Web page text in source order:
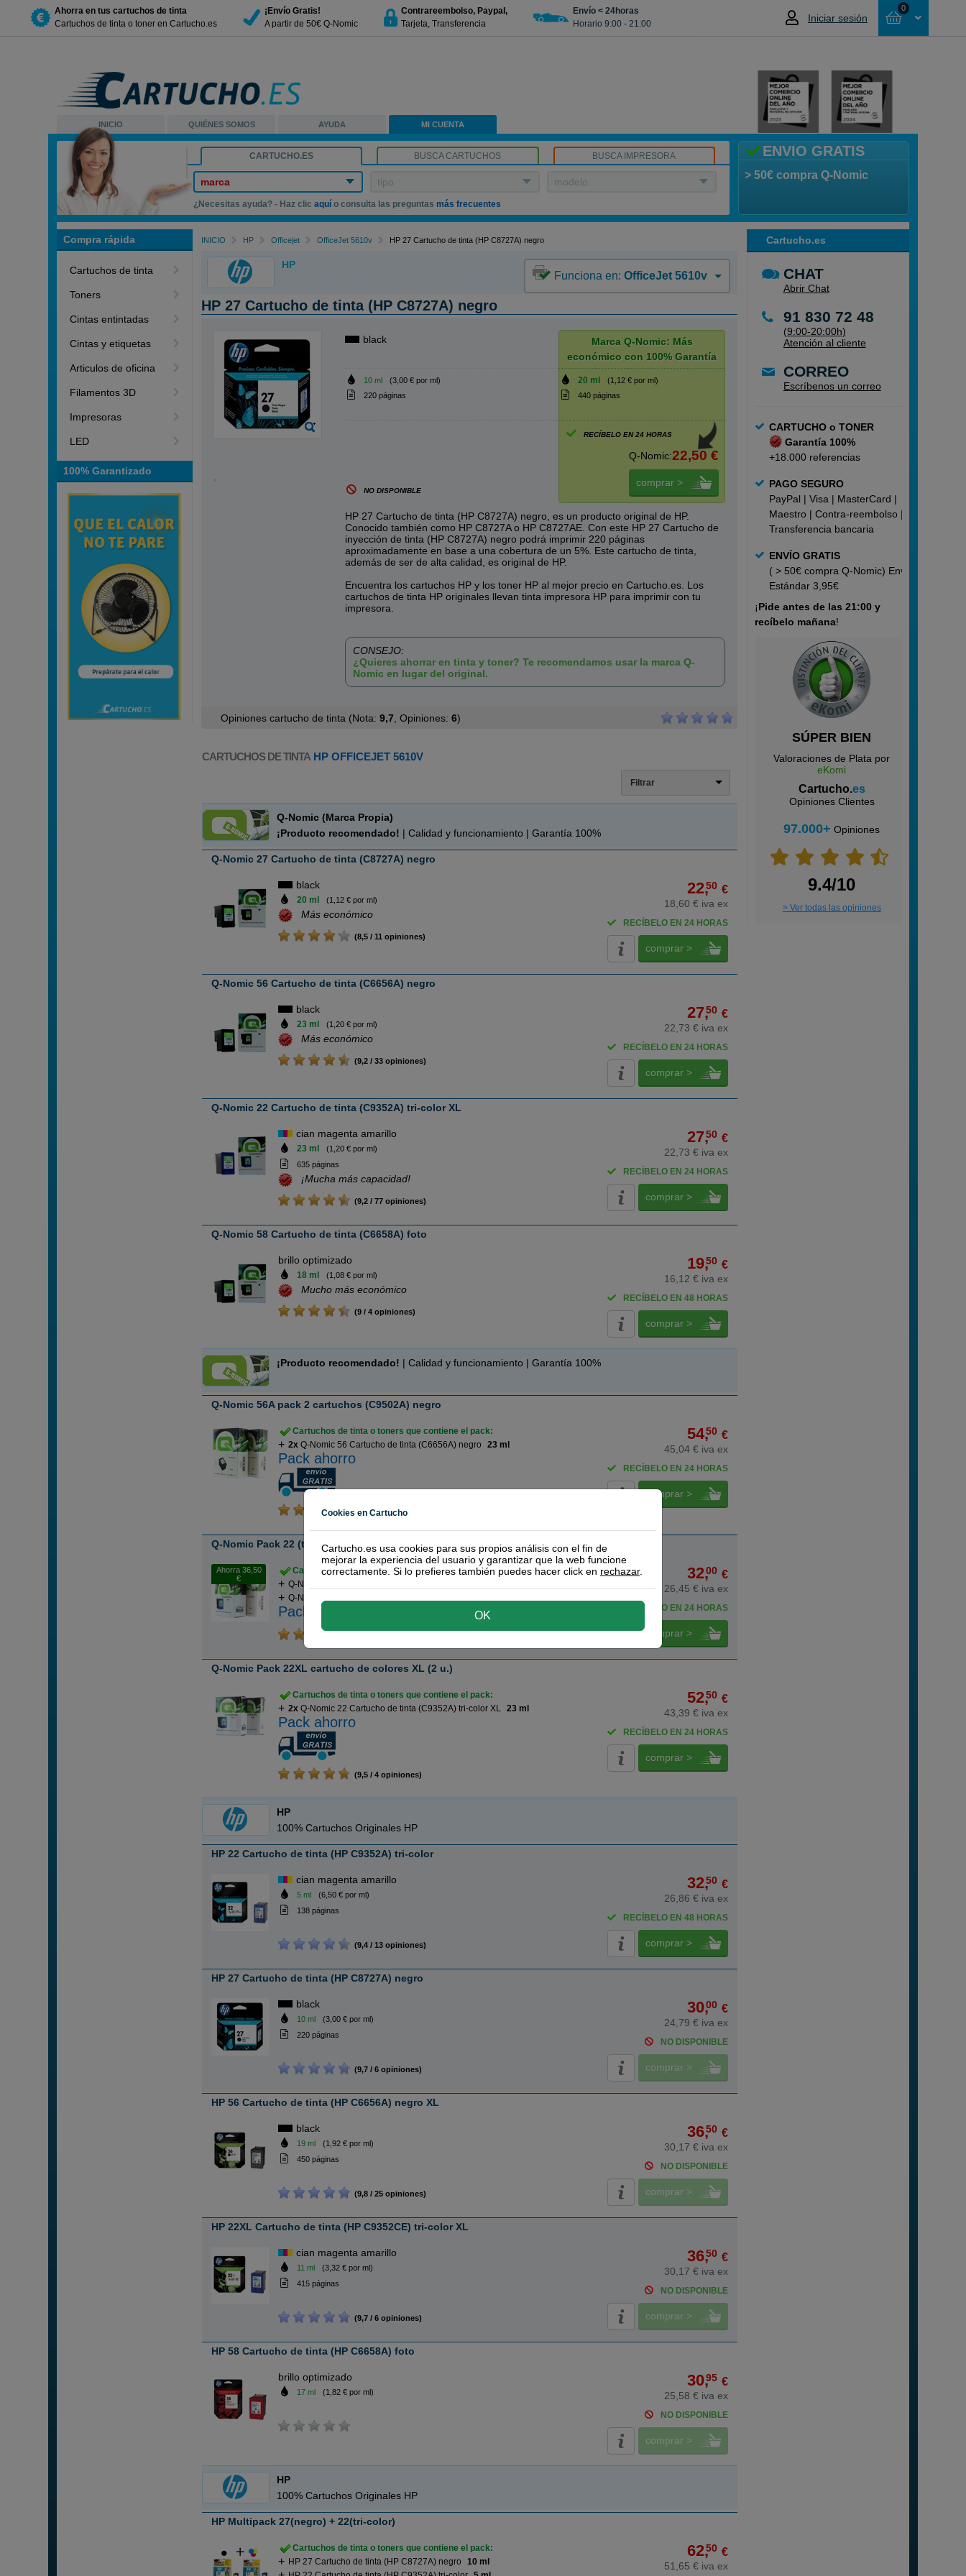
Ahorra en tus cartuchos de tinta
Cartuchos de tinta o toner en Cartucho.es
¡Envío Gratis!
A partir de 50€ Q-Nomic
Contrareembolso, Paypal,
Tarjeta, Transferencia
Envío < 24horas
Horario 9:00 - 21:00
Iniciar sesión
0
NO HAS SELECCIONADO NINGÚN
INICIO QUIÉNES SOMOS AYUDA MI CUENTA
ENVIO GRATIS
> 50€ compra Q-Nomic
CARTUCHO.ES BUSCA CARTUCHOS BUSCA IMPRESORA
marca tipo modelo
¿Necesitas ayuda? - Haz clicaquí o consulta las preguntas más frecuentes
Compra rápida
Cartuchos de tinta
Toners
Cintas entintadas
Cintas y etiquetas
Articulos de oficina
Filamentos 3D
Impresoras
LED
100% Garantizado
Cartucho.es
CHAT
Abrir Chat
91 830 72 48
(9:00-20:00h)
Atención al cliente
CORREO
Escríbenos un correo
CARTUCHO o TONER
Garantía 100%
+18.000 referencias
PAGO SEGURO
PayPal | Visa | MasterCard |
Maestro | Contra-reembolso |
Transferencia bancaria
ENVÍO GRATIS
( > 50€ compra Q-Nomic) Envío
Estándar 3,95€
¡Pide antes de las 21:00 y
recíbelo mañana!
SÚPER BIEN
Valoraciones de Plata por
eKomi
Cartucho.es
Opiniones Clientes
97.000+ Opiniones
9.4/10
> Ver todas las opiniones
INICIO HP Officejet OfficeJet 5610v HP 27 Cartucho de tinta (HP C8727A) negro
HP
Funciona en: OfficeJet 5610v
HP 27 Cartucho de tinta (HP C8727A) negro
black
Marca Q-Nomic: Más
económico con 100% Garantía
10 ml
(3,00 € por ml)
220 páginas
20 ml
(1,12 € por ml)
440 páginas
NO DISPONIBLE
RECÍBELO EN 24 HORAS
Q-Nomic:22,50 €
comprar >
HP 27 Cartucho de tinta (HP C8727A) negro, es un producto original de HP.
Conocido también como HP C8727A o HP C8727AE. Con este HP 27 Cartucho de
inyección de tinta (HP C8727A) negro podrá imprimir 220 páginas
aproximadamente en base a una cobertura de un 5%. Este cartucho de tinta,
además de ser de alta calidad, es original de HP.
Encuentra los cartuchos HP y los toner HP al mejor precio en Cartucho.es. Los
cartuchos de tinta HP originales llevan tinta impresora HP para imprimir con tu
impresora.
CONSEJO:
¿Quieres ahorrar en tinta y toner? Te recomendamos usar la marca Q-
Nomic en lugar del original.
Opiniones cartucho de tinta (Nota:9,7 , Opiniones: 6)
CARTUCHOS DE TINTA HP OFFICEJET 5610V
Filtrar
Q-Nomic (Marca Propia)
¡Producto recomendado! | Calidad y funcionamiento | Garantía 100%
Q-Nomic 27 Cartucho de tinta (C8727A) negro
black
20 ml (1,12 € por ml)
Más económico
(8,5 / 11 opiniones)
22,50 €
18,60 € iva ex
RECÍBELO EN 24 HORAS
comprar >
Q-Nomic 56 Cartucho de tinta (C6656A) negro
black
23 ml (1,20 € por ml)
Más económico
(9,2 / 33 opiniones)
27,50 €
22,73 € iva ex
RECÍBELO EN 24 HORAS
comprar >
Q-Nomic 22 Cartucho de tinta (C9352A) tri-color XL
cian magenta amarillo
23 ml
(1,20 € por ml)
635 páginas
¡Mucha más capacidad!
(9,2 / 77 opiniones)
27,50 €
22,73 € iva ex
RECÍBELO EN 24 HORAS
comprar >
Q-Nomic 58 Cartucho de tinta (C6658A) foto
brillo optimizado
18 ml (1,08 € por ml)
Mucho más económico
(9 / 4 opiniones)
19,50 €
16,12 € iva ex
RECÍBELO EN 48 HORAS
comprar >
¡Producto recomendado! | Calidad y funcionamiento | Garantía 100%
Q-Nomic 56A pack 2 cartuchos (C9502A) negro
Cartuchos de tinta o toners que contiene el pack:
2xQ-Nomic 56 Cartucho de tinta (C6656A) negro 23 ml
Pack ahorro
(9,3 / 8 opiniones)
54,50 €
45,04 € iva ex
RECÍBELO EN 24 HORAS
comprar >
Q-Nomic Pack 22 (tri-color) + 56 (Negro)
Ahorra 36,50
€
Cartuchos de tinta o toners que contiene el pack:
Q-Nomic 56 Cartucho de tinta (C6656A) negro
Q-Nomic 22 Cartucho de tinta (C9352A) tri-color XL
Pack ahorro
32,00 €
26,45 € iva ex
RECÍBELO EN 24 HORAS
comprar >
Q-Nomic Pack 22XL cartucho de colores XL (2 u.)
Cartuchos de tinta o toners que contiene el pack:
2xQ-Nomic 22 Cartucho de tinta (C9352A) tri-color XL 23 ml
Pack ahorro
(9,5 / 4 opiniones)
52,50 €
43,39 € iva ex
RECÍBELO EN 24 HORAS
comprar >
HP
100% Cartuchos Originales HP
HP 22 Cartucho de tinta (HP C9352A) tri-color
cian magenta amarillo
5 ml
(6,50 € por ml)
138 páginas
(9,4 / 13 opiniones)
32,50 €
26,86 € iva ex
RECÍBELO EN 48 HORAS
comprar >
HP 27 Cartucho de tinta (HP C8727A) negro
black
10 ml
(3,00 € por ml)
220 páginas
(9,7 / 6 opiniones)
30,00 €
24,79 € iva ex
NO DISPONIBLE
comprar >
HP 56 Cartucho de tinta (HP C6656A) negro XL
black
19 ml
(1,92 € por ml)
450 páginas
(9,8 / 25 opiniones)
36,50 €
30,17 € iva ex
NO DISPONIBLE
comprar >
HP 22XL Cartucho de tinta (HP C9352CE) tri-color XL
cian magenta amarillo
11 ml
(3,32 € por ml)
415 páginas
(9,7 / 6 opiniones)
36,50 €
30,17 € iva ex
NO DISPONIBLE
comprar >
HP 58 Cartucho de tinta (HP C6658A) foto
brillo optimizado
17 ml (1,82 € por ml)
30,95 €
25,58 € iva ex
NO DISPONIBLE
comprar >
HP
100% Cartuchos Originales HP
HP Multipack 27(negro) + 22(tri-color)
Cartuchos de tinta o toners que contiene el pack:
HP 27 Cartucho de tinta (HP C8727A) negro
10 ml
62,50 €
51,65 € iva ex
Cookies en Cartucho
Cartucho.es usa cookies para sus propios análisis con el fin de
mejorar la experiencia del usuario y garantizar que la web funcione
correctamente. Si lo prefieres también puedes hacer click en rechazar.
OK